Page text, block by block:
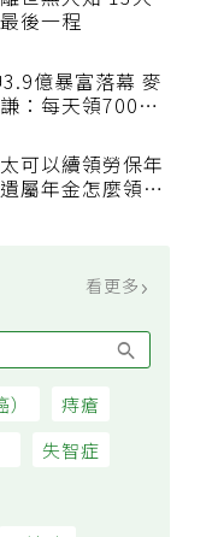
世無人知 13犬
後一程
億暴富落幕 麥
謙：每天領700元
可以續領勞保年